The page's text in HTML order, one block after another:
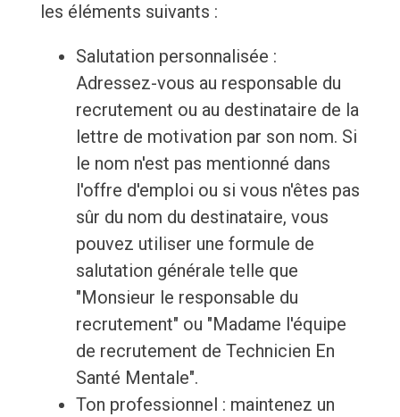
les éléments suivants :
Salutation personnalisée :
Adressez-vous au responsable du
recrutement ou au destinataire de la
lettre de motivation par son nom. Si
le nom n'est pas mentionné dans
l'offre d'emploi ou si vous n'êtes pas
sûr du nom du destinataire, vous
pouvez utiliser une formule de
salutation générale telle que
"Monsieur le responsable du
recrutement" ou "Madame l'équipe
de recrutement de Technicien En
Santé Mentale".
Ton professionnel : maintenez un